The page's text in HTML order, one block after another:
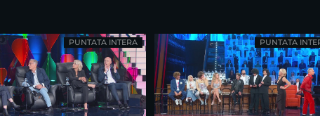
PUNTATA INTERA PUNTATA